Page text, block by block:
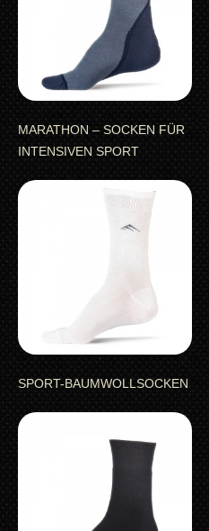
MARATHON – SOCKEN FÜR
INTENSIVEN SPORT
SPORT-BAUMWOLLSOCKEN